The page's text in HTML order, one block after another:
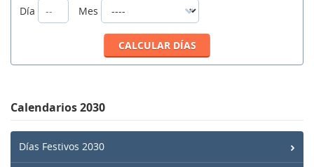
Día
Mes
Calendarios 2030
Días Festivos 2030